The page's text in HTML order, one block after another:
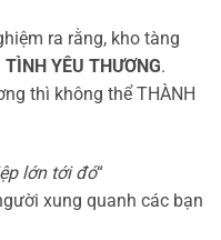
ra rằng, kho tàng
TÌNH YÊU THƯƠNG.
thì không thể THÀNH
lớn tới đó“
xung quanh các bạn